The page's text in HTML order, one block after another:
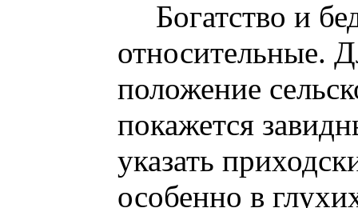
Богатство и
относительные.
положение
покажется
указать
особенно в